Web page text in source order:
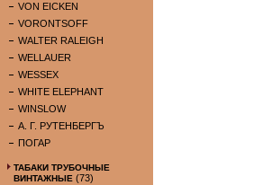
VON EICKEN
VORONTSOFF
WALTER RALEIGH
WELLAUER
WESSEX
WHITE ELEPHANT
WINSLOW
А. Г. РУТЕНБЕРГЪ
ПОГАР
ТАБАКИ ТРУБОЧНЫЕ
ВИНТАЖНЫЕ (73)